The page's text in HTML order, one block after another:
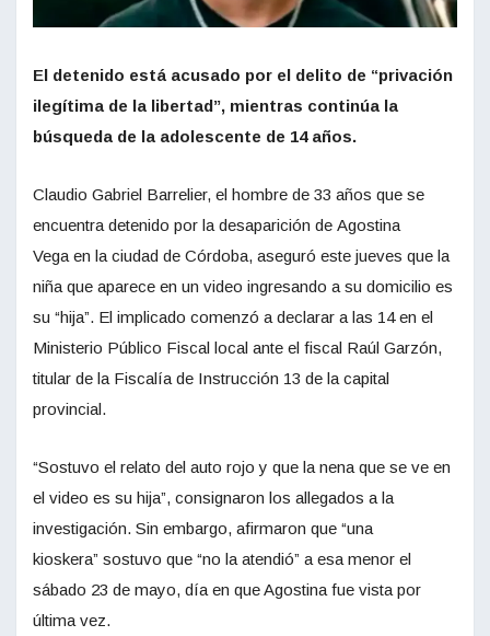
El detenido está acusado por el delito de “privación
ilegítima de la libertad”, mientras continúa la
búsqueda de la adolescente de 14 años.
Claudio Gabriel Barrelier, el hombre de 33 años que se
encuentra detenido por la desaparición de Agostina
Vega en la ciudad de Córdoba, aseguró este jueves que la
niña que aparece en un video ingresando a su domicilio es
su “hija”. El implicado comenzó a declarar a las 14 en el
Ministerio Público Fiscal local ante el fiscal Raúl Garzón,
titular de la Fiscalía de Instrucción 13 de la capital
provincial.
“Sostuvo el relato del auto rojo y que la nena que se ve en
el video es su hija”, consignaron los allegados a la
investigación. Sin embargo, afirmaron que “una
kioskera” sostuvo que “no la atendió” a esa menor el
sábado 23 de mayo, día en que Agostina fue vista por
última vez.